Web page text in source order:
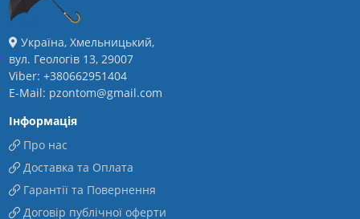
Україна, Хмельницький,
вул. Геологів 13, 29007
Viber: +380662951404
E-Mail: pzontom@gmail.com
Інформація
Про нас
Доставка та Оплата
Гарантії та Повернення
Договір публічної оферти